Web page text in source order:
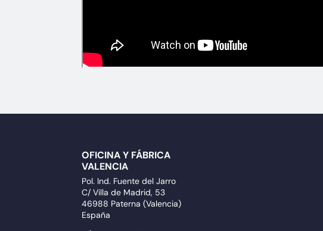
OFICINA Y FÁBRICA
VALENCIA
Pol. Ind. Fuente del Jarro
C/ Villa de Madrid, 53
46988 Paterna (Valencia)
España